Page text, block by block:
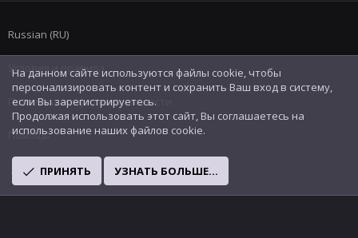
Russian (RU)
Условия и правила
Политика конфиденциальности
Помощь
R
S
На данном сайте используются файлы cookie, чтобы
персонализировать контент и сохранить Ваш вход в систему,
если Вы зарегистрируетесь.
Продолжая использовать этот сайт, Вы соглашаетесь на
использование наших файлов cookie.
ПРИНЯТЬ УЗНАТЬ БОЛЬШЕ...